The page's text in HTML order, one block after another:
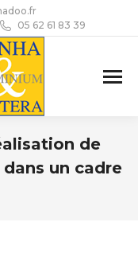
05 62 61 83 39
de
un cadre